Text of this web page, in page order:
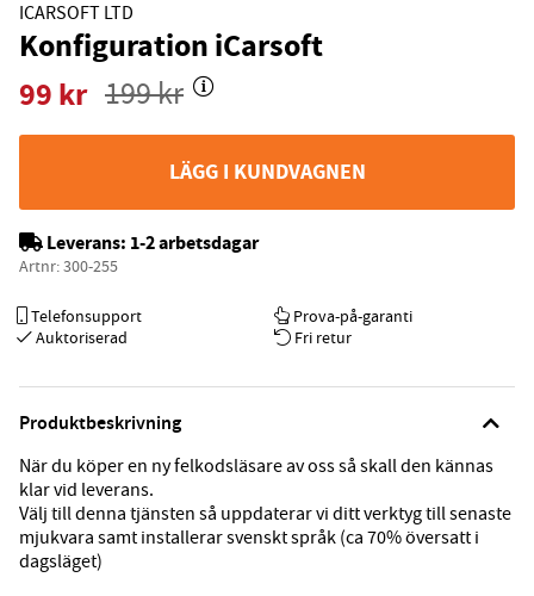
ICARSOFT LTD
Konfiguration iCarsoft
199kr
99 kr
LÄGG I KUNDVAGNEN
Leverans: 1-2 arbetsdagar
Artnr:300-255
Telefonsupport
Prova-på-garanti
Auktoriserad
Fri retur
Produktbeskrivning
När du köper en ny felkodsläsare av oss så skall den kännas
klar vid leverans.
Välj till denna tjänsten så uppdaterar vi ditt verktyg till senaste
mjukvara samt installerar svenskt språk (ca 70% översatt i
dagsläget)